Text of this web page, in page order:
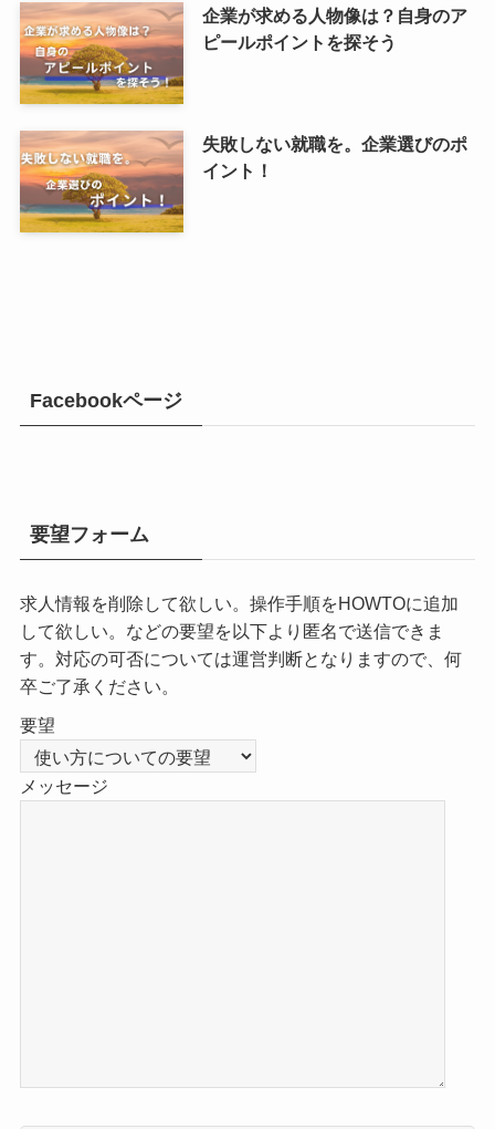
企業が求める人物像は？自身のア
ピールポイントを探そう
失敗しない就職を。企業選びのポ
イント！
Facebookページ
要望フォーム
求人情報を削除して欲しい。操作手順をHOWTOに追加
して欲しい。などの要望を以下より匿名で送信できま
す。対応の可否については運営判断となりますので、何
卒ご了承ください。
要望
メッセージ